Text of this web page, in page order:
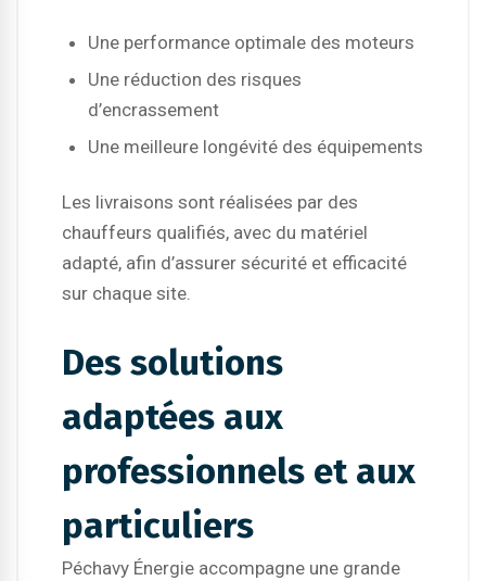
Une performance optimale des moteurs
Une réduction des risques
d’encrassement
Une meilleure longévité des équipements
Les livraisons sont réalisées par des
chauffeurs qualifiés, avec du matériel
adapté, afin d’assurer sécurité et efficacité
sur chaque site.
Des solutions
adaptées aux
professionnels et aux
particuliers
Péchavy Énergie accompagne une grande